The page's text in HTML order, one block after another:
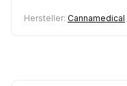
Hersteller: Cannamedical